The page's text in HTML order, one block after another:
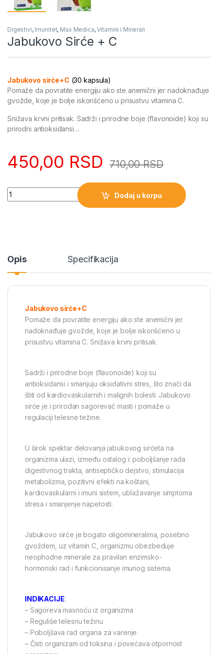
Digestivi, Imunitet, Max Medica,Vitamini i Minerali
Jabukovo Sirće + C
Jabukovo sirće+C (30 kapsula)
Pomaže da povratite energiju ako ste anemični jer nadoknađuje
gvožde, koje je bolje iskorišćeno u prisustvu vitamina C.
Snižava krvni pritisak. Sadrži i prirodne boje (flavonoide) koji su
prirodni antioksidansi…
450,00 RSD 710,00RSD
Quantity
Dodaj u korpu
Opis Specifikacija
Jabukovo sirće+C
Pomaže da povratite energiju ako ste anemični jer
nadoknađuje gvožde, koje je bolje iskorišćeno u
prisustvu vitamina C. Snižava krvni pritisak.
Sadrži i prirodne boje (flavonoide) koji su
antioksidansi i smanjuju oksidativni stres, što znači da
štiti od kardiovaskularnih i malignih bolesti. Jabukovo
sirće je i prirodan sagorevač masti i pomaže u
regulaciji telesne težine.
U širok spektar delovanja jabukovog sirćeta na
organizma ulazi, između ostalog i: poboljšanje rada
digestivnog trakta, antiseptičko dejstvo, stimulacija
metabolizma, pozitivni efekti na koštani,
kardiovaskularni i imuni sistem, ublažavanje simptoma
stresa i smanjenje napetosti.
Jabukovo sirće je bogato oligomineralima, posebno
gvoždem, uz vitamin C, organizmu obezbeduje
neophodne minerale za pravilan enzimsko-
hormonski rad i funkcionisanje imunog sistema.
INDIKACIJE:
– Sagoreva masnoću iz organizma
– Reguliše telesnu težinu
– Poboljšava rad organa za varenje
– Čisti organizam od toksina i povećava otpornost